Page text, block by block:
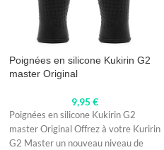
Poignées en silicone Kukirin G2
master Original
9,95€
Poignées en silicone Kukirin G2
master Original Offrez à votre Kuririn
G2 Master un nouveau niveau de